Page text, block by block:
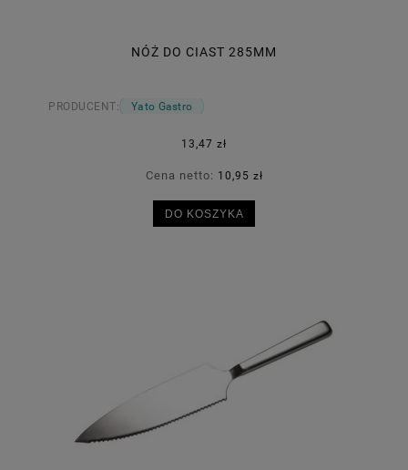
NÓŻ DO CIAST 285MM
PRODUCENT: Yato Gastro
13,47 zł
Cena netto: 10,95 zł
DO KOSZYKA